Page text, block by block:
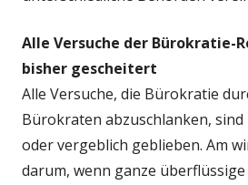
Alle Versuche der Bürokratie-
bisher gescheitert
Alle Versuche, die Bürokratie
Bürokraten abzuschlanken, sind
oder vergeblich geblieben. Am
darum, wenn ganze